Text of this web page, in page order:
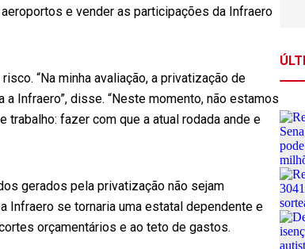
e vender as participações da Infraero
“Na minha avaliação, a privatização de
Infraero”, disse. “Neste momento, não estamos
fazer com que a atual rodada ande e
gerados pela privatização não sejam
Infraero se tornaria uma estatal dependente e
orçamentários e ao teto de gastos.